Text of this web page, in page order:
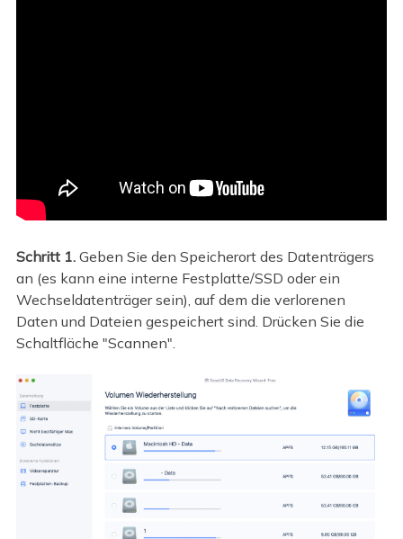
Schritt 1. Geben Sie den Speicherort des Datenträgers
an (es kann eine interne Festplatte/SSD oder ein
Wechseldatenträger sein), auf dem die verlorenen
Daten und Dateien gespeichert sind. Drücken Sie die
Schaltfläche "Scannen".